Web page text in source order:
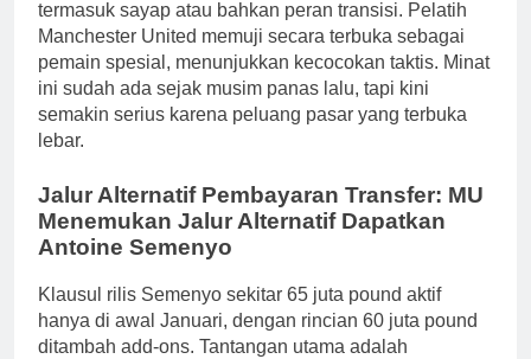
termasuk sayap atau bahkan peran transisi. Pelatih
Manchester United memuji secara terbuka sebagai
pemain spesial, menunjukkan kecocokan taktis. Minat
ini sudah ada sejak musim panas lalu, tapi kini
semakin serius karena peluang pasar yang terbuka
lebar.
Jalur Alternatif Pembayaran Transfer: MU
Menemukan Jalur Alternatif Dapatkan
Antoine Semenyo
Klausul rilis Semenyo sekitar 65 juta pound aktif
hanya di awal Januari, dengan rincian 60 juta pound
ditambah add-ons. Tantangan utama adalah